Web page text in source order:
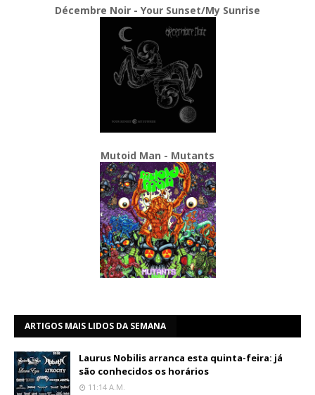
Décembre Noir - Your Sunset/My Sunrise
Mutoid Man - Mutants
ARTIGOS MAIS LIDOS DA SEMANA
Laurus Nobilis arranca esta quinta-feira: já
são conhecidos os horários
11:14 A.m.